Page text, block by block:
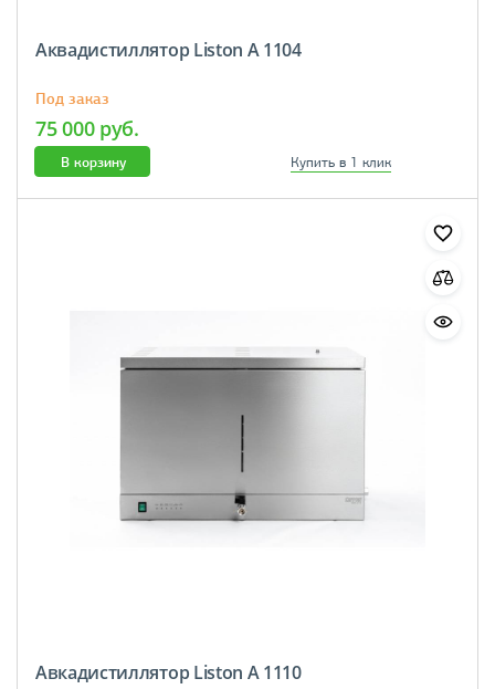
Аквадистиллятор Liston A 1104
Под заказ
75 000 руб.
В корзину Купить в 1 клик
Авкадистиллятор Liston A 1110